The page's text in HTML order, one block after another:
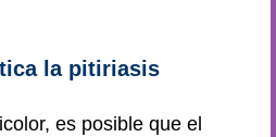
la pitiriasis
es posible que el